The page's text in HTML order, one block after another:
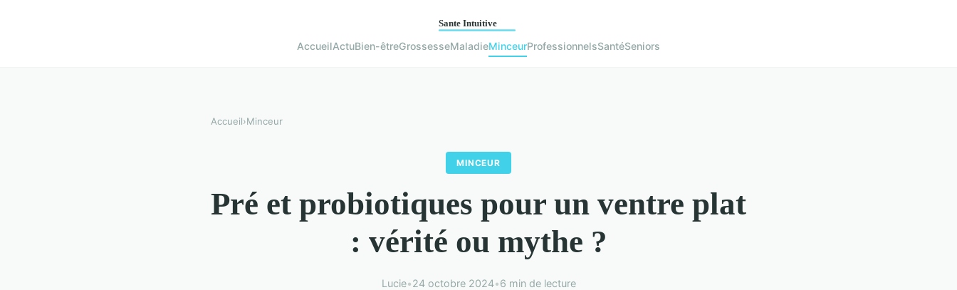
AccueilActuBien-êtreGrossesseMaladieMinceurProfessionnelsSantéSeniors
Accueil›Minceur
MINCEUR
Pré et probiotiques pour un ventre plat
: vérité ou mythe ?
Lucie•24 octobre 2024•6 min de lecture